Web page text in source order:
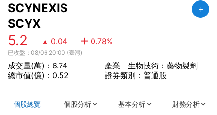
SCYNEXIS
SCYX
5.2 0.04 0.78%
已收盤：08/06 20:00 (臺灣)
成交量(萬)：6.74
總市值(億)：0.52
產業：生物技術：藥物製劑
證券類別：普通股
個股總覽 個股分析 基本分析 財務分析